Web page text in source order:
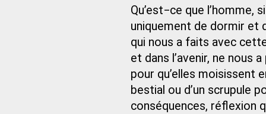
Qu’est−ce que l’homme,
uniquement de dormir et
qui nous a faits avec
et dans l’avenir, ne nous
pour qu’elles moisissent
bestial ou d’un scrupule
conséquences, réflexion